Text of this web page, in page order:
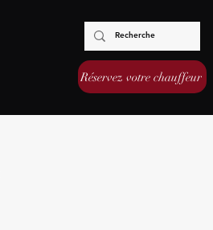
Réservez votre chauffeur